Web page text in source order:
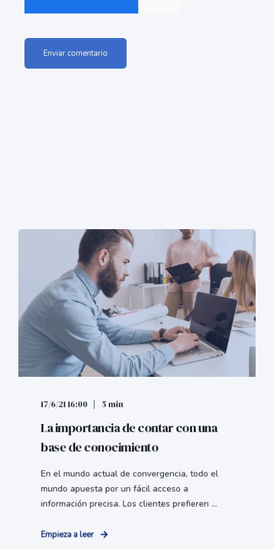
17/6/21 16:00 5 min
La importancia de contar con una
base de conocimiento
En el mundo actual de convergencia, todo el
mundo apuesta por un fácil acceso a
información precisa. Los clientes prefieren ...
Empieza a leer